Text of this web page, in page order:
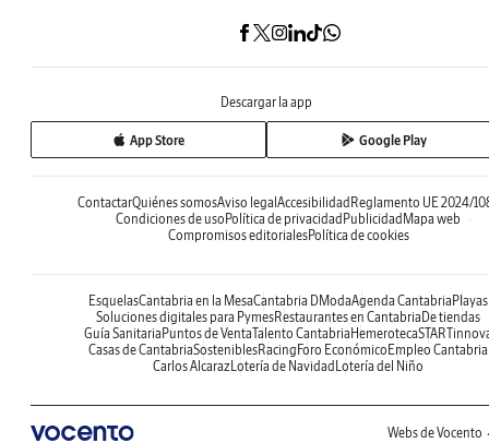
Descargar la app
App Store Google Play
ContactarQuiénes somosAviso legal Accesibilidad Reglamento UE 2024/
Condiciones de uso Política de privacidad Publicidad Mapa web
Compromisos editorialesPolítica de cookies
EsquelasCantabria en la MesaCantabria DModaAgenda Cantabria Playas
Soluciones digitales para PymesRestaurantes en Cantabria De tiendas
Guía Sanitaria Puntos de VentaTalento Cantabria Hemeroteca
Casas de CantabriaSosteniblesRacing Foro Económico Empleo Cantabria
Carlos AlcarazLotería de Navidad Lotería del Niño
Webs de Vocento